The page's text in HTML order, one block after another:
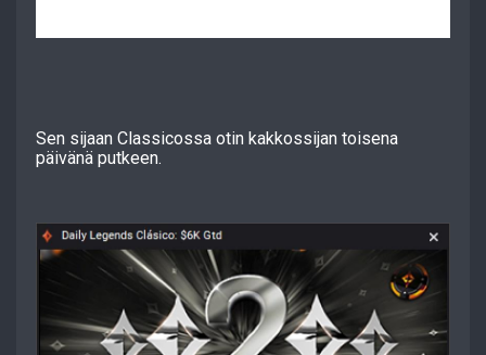
Sen sijaan Classicossa otin kakkossijan toisena
päivänä putkeen.